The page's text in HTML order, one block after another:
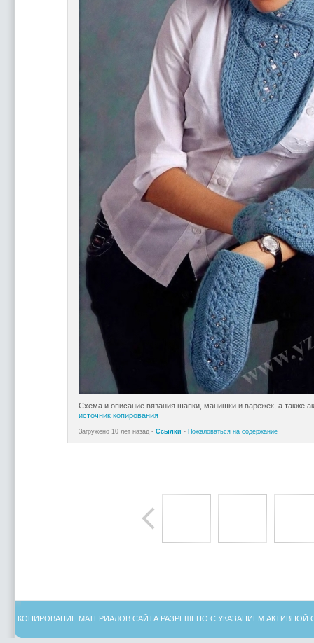
Схема и описание вязания шапки, манишки и варежек, а также
источник копирования
Загружено 10 лет назад - Ссылки - Пожаловаться на содержание
КОПИРОВАНИЕ МАТЕРИАЛОВ САЙТА РАЗРЕШЕНО С УКАЗАНИЕМ АКТИВНОЙ